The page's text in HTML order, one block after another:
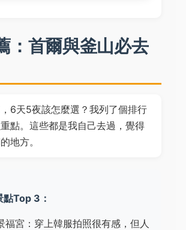
：首爾與釜山必去
6天5夜該怎麼選？我列了個排行
點。這些都是我自己去過，覺得
地方。
點Top 3：
福宮：穿上韓服拍照很有感，但人